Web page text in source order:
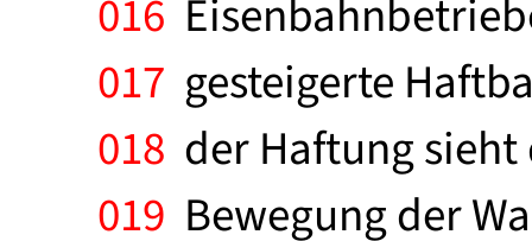
016
017 gesteigerte
018 der Haftung
019 Bewegung der